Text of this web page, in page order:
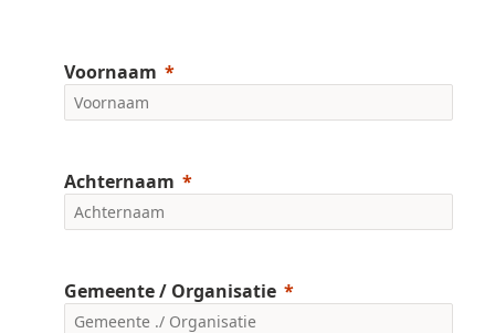
Voornaam
Achternaam
Gemeente / Organisatie